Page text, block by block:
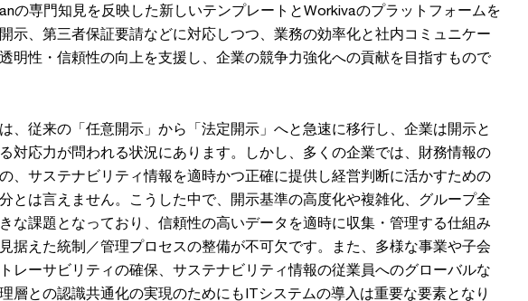
の専門知見を反映した新しいテンプレートとWorkivaのプラットフォームを
示、第三者保証要請などに対応しつつ、業務の効率化と社内コミュニケー
明性・信頼性の向上を支援し、企業の競争力強化への貢献を目指すもので
、従来の「任意開示」から「法定開示」へと急速に移行し、企業は開示と
対応力が問われる状況にあります。しかし、多くの企業では、財務情報の
、サステナビリティ情報を適時かつ正確に提供し経営判断に活かすための
とは言えません。こうした中で、開示基準の高度化や複雑化、グループ全
な課題となっており、信頼性の高いデータを適時に収集・管理する仕組み
据えた統制／管理プロセスの整備が不可欠です。また、多様な事業や子会
レーサビリティの確保、サステナビリティ情報の従業員へのグローバルな
層との認識共通化の実現のためにもITシステムの導入は重要な要素となり